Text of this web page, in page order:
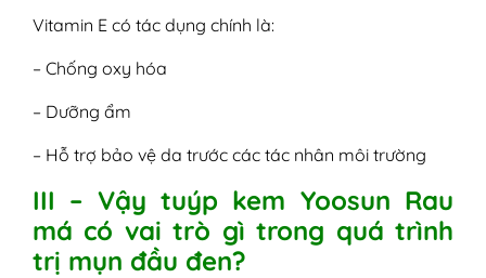
Vitamin E có tác dụng chính là:
– Chống oxy hóa
– Dưỡng ẩm
– Hỗ trợ bảo vệ da trước các tác nhân môi trường
III – Vậy tuýp kem Yoosun Rau
má có vai trò gì trong quá trình
trị mụn đầu đen?